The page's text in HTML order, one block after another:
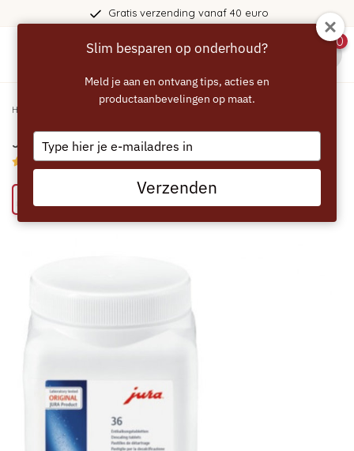
Gratis verzending vanaf 40 euro
0
Home
JURA Ontkalkingstabletten 2in1 - 36 stuks
4.9/5 (10 reviews)
Slim besparen op onderhoud?
Meld je aan en ontvang tips, acties en
productaanbevelingen op maat.
Type
your
email
Verzenden